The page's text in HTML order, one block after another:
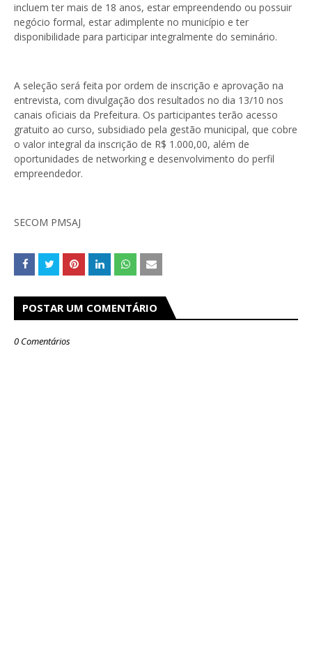
incluem ter mais de 18 anos, estar empreendendo ou possuir
negócio formal, estar adimplente no município e ter
disponibilidade para participar integralmente do seminário.
A seleção será feita por ordem de inscrição e aprovação na
entrevista, com divulgação dos resultados no dia 13/10 nos
canais oficiais da Prefeitura. Os participantes terão acesso
gratuito ao curso, subsidiado pela gestão municipal, que cobre
o valor integral da inscrição de R$ 1.000,00, além de
oportunidades de networking e desenvolvimento do perfil
empreendedor.
SECOM PMSAJ
POSTAR UM COMENTÁRIO
0 Comentários